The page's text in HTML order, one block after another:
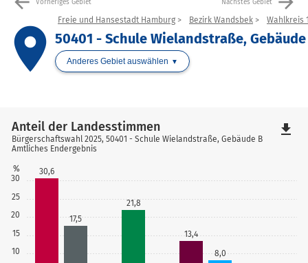
Vorheriges Gebiet Nächstes Gebiet
place
Freie und Hansestadt Hamburg Bezirk Wandsbek Wahlkreis
50401 - Schule Wielandstraße, Gebäude
Anderes Gebiet auswählen
10
15
20
25
30
% 30,6
17,5
21,8
13,4
8,0
Anteil der Landesstimmen
Bürgerschaftswahl 2025, 50401 - Schule Wielandstraße, Gebäude B
Amtliches Endergebnis
file_download